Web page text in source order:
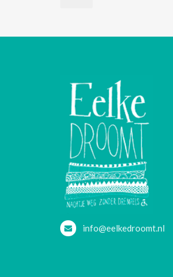
info@eelkedroomt.nl